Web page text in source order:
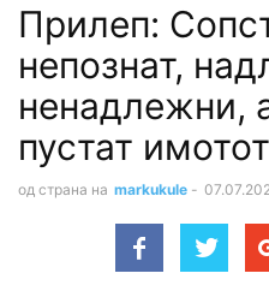
Прилеп:
непознат,
ненадлежни,
пустат
од страна на markukule -